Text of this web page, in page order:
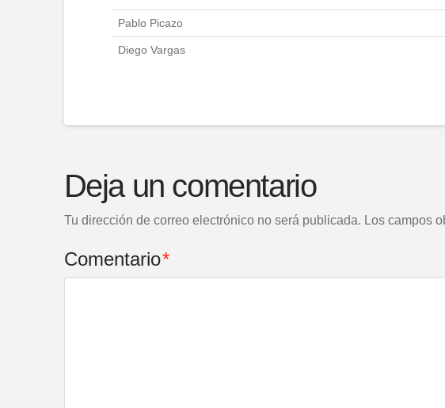
Pablo Picazo
Diego Vargas
Deja un comentario
Tu dirección de correo electrónico no será publicada. Los campos
Comentario*